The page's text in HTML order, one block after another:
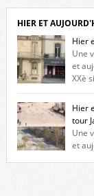
l’histoire de la
retour sur l’histoire
HIER ET
Hier
Une
et
XXè
exactement dans le
l’avenue Victor
Jules Pinet est
Hier
tour
Une
et